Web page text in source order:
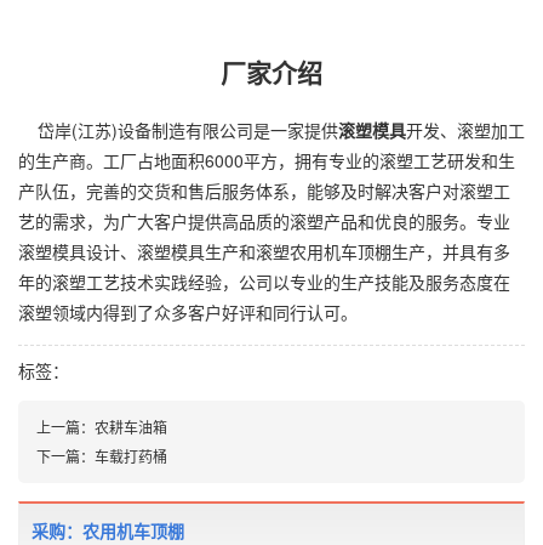
厂家介绍
岱岸(江苏)设备制造有限公司是一家提供滚塑模具开发、 滚塑加工
的生产商。工厂占地面积6000平方，拥有专业的滚塑工艺研发和生
产队伍，完善的交货和售后服务体系，能够及时解决客户对滚塑工
艺的需求，为广大客户提供高品质的滚塑产品和优良的服务。专业
滚塑模具设计、滚塑模具生产和滚塑农用机车顶棚生产，并具有多
年的滚塑工艺技术实践经验，公司以专业的生产技能及服务态度在
滚塑领域内得到了众多客户好评和同行认可。
标签：
上一篇： 农耕车油箱
下一篇： 车载打药桶
采购：农用机车顶棚